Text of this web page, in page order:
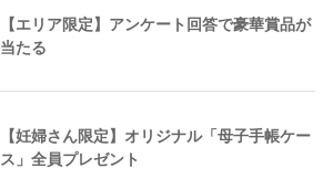
【エリア限定】アンケート回答で豪華賞品が
当たる
【妊婦さん限定】オリジナル「母子手帳ケー
ス」全員プレゼント